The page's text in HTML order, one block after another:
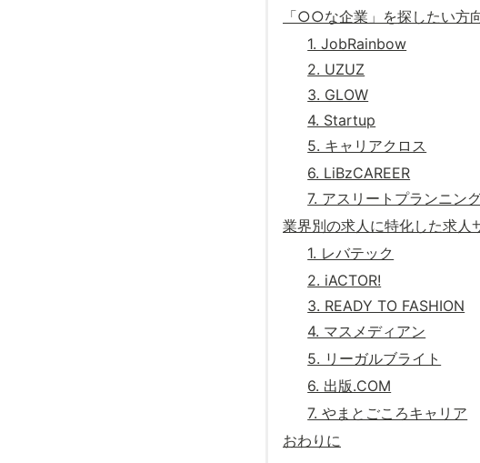
「○○な企業」を探したい方
1. JobRainbow
2. UZUZ
3. GLOW
4. Startup
5. キャリアクロス
6. LiBzCAREER
7. アスリートプランニン
業界別の求人に特化した求人
1. レバテック
2. iACTOR!
3. READY TO FASHION
4. マスメディアン
5. リーガルブライト
6. 出版.COM
7. やまとごころキャリア
おわりに